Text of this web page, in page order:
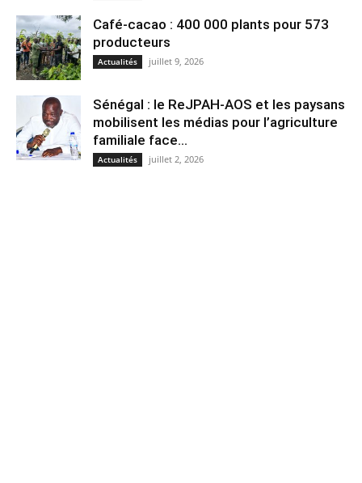
Café-cacao : 400 000 plants pour 573
producteurs
Actualités juillet 9, 2026
Sénégal : le ReJPAH-AOS et les paysans
mobilisent les médias pour l’agriculture
familiale face...
Actualités juillet 2, 2026